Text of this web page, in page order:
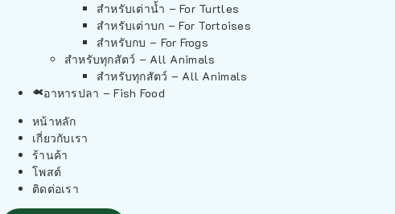
สำหรับเต่าน้ำ – For Turtles
สำหรับเต่าบก – For Tortoises
สำหรับกบ – For Frogs
สำหรับทุกสัตว์ – All Animals
สำหรับทุกสัตว์ – All Animals
อาหารปลา – Fish Food
หน้าหลัก
เกี่ยวกับเรา
ร้านค้า
โพสต์
ติดต่อเรา